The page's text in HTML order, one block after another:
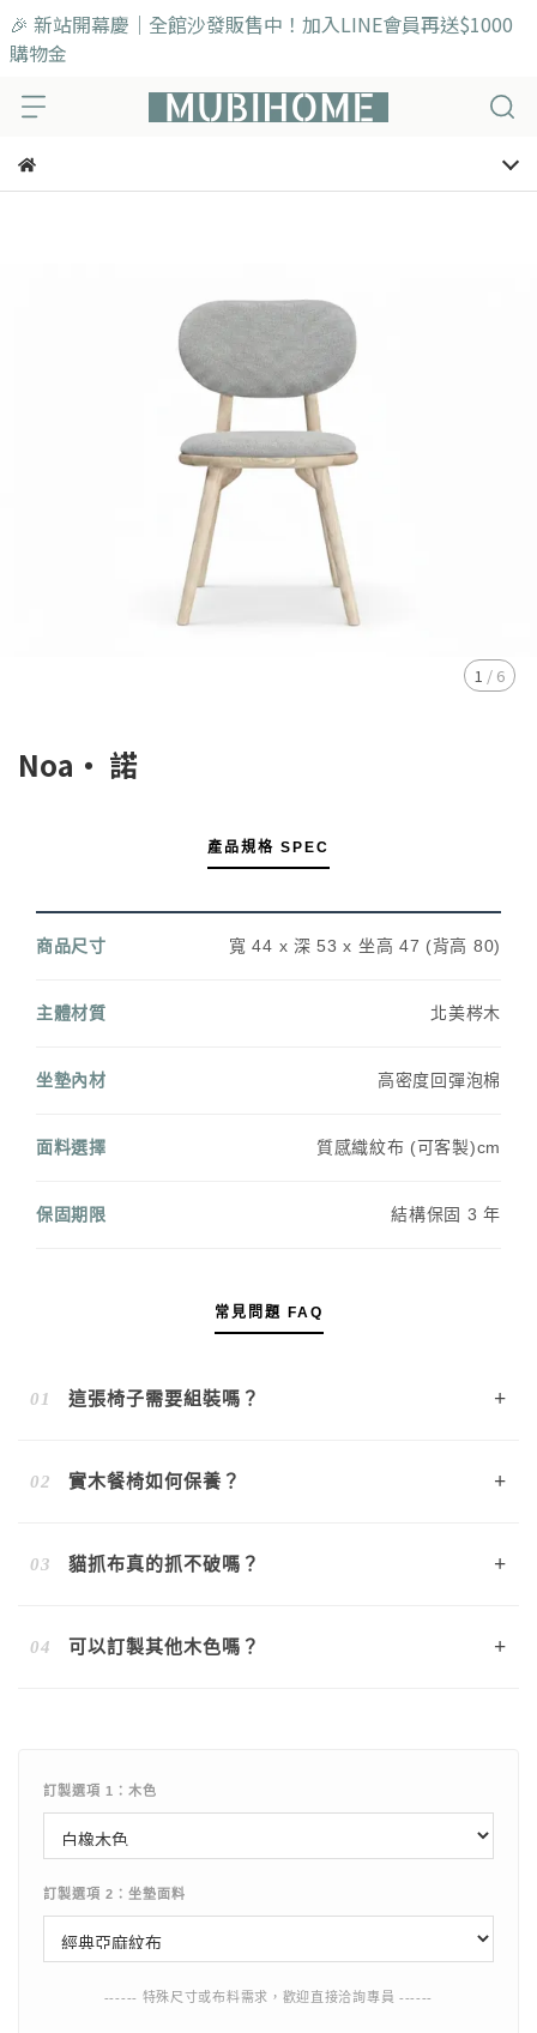
🎉 新站開幕慶｜全館沙發販售中！加入LINE會員再送$1000
購物金
1 / 6
Noa・ 諾
產品規格 SPEC
商品尺寸 寬 44 x 深 53 x 坐高 47 (背高 80)
主體材質 北美梣木
坐墊內材 高密度回彈泡棉
面料選擇 質感織紋布 (可客製)cm
保固期限 結構保固 3 年
常見問題 FAQ
01 這張椅子需要組裝嗎？ +
不需要喔！Noa 扶手椅採一體成型榫接工藝製作，出貨時即
02 實木餐椅如何保養？ +
建議平時使用乾軟布擦拭灰塵即可。若有髒污，可用微濕布
03 貓抓布真的抓不破嗎？ +
貓抓布採用高密度編織，能有效防止貓咪指甲勾入纖維，大
04 可以訂製其他木色嗎？ +
訂製選項 1：木色
訂製選項 2：坐墊面料
------ 特殊尺寸或布料需求，歡迎直接洽詢專員 ------